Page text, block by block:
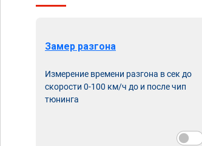
Замер разгона
Измерение времени разгона в сек до
скорости 0-100 км/ч до и после чип
тюнинга